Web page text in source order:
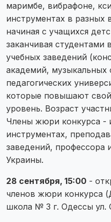
маримбе, вибрафоне,
инструментах в разных
начиная с учащихся
заканчивая
учебных заведений
академий, музыкальных
педагогических
которые повышают
уровень. Возраст
Члены жюри конкурса -
инструментах,
заведений, профессора
Украины.
28 сентября, 15:00 -
членов жюри конкурса
школа № 3 г. Одессы ул.